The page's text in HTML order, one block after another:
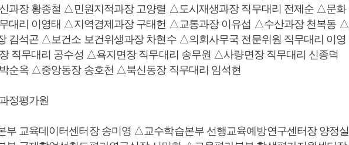
과장 황종철 △민원지적과장 고양렬 △도시재생과장 직무대리 전제순 △문화
대리 이영태 △지역경제과장 구태헌 △교통과장 이유섭 △수산과장 천복동 △
김석곤 △보건소 보건위생과장 차현수 △의회사무국 전문위원 직무대리 이영
직무대리 공수성 △욕지면장 직무대리 송무원 △사량면장 직무대리 신종덕
순옥 △중앙동장 송호천 △북신동장 직무대리 임석현
정평가원
부 교육데이터센터장 송미영 △교수학습본부 선행교육예방연구센터장 양정실